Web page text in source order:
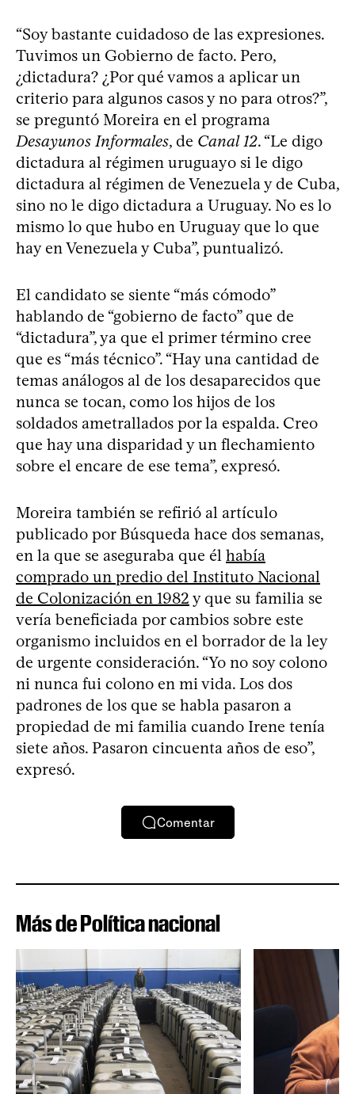
“Soy bastante cuidadoso de las expresiones.
Tuvimos un Gobierno de facto. Pero,
¿dictadura? ¿Por qué vamos a aplicar un
criterio para algunos casos y no para otros?”,
se preguntó Moreira en el programa
Desayunos Informales, de Canal 12. “Le digo
dictadura al régimen uruguayo si le digo
dictadura al régimen de Venezuela y de Cuba,
sino no le digo dictadura a Uruguay. No es lo
mismo lo que hubo en Uruguay que lo que
hay en Venezuela y Cuba”, puntualizó.
El candidato se siente “más cómodo”
hablando de “gobierno de facto” que de
“dictadura”, ya que el primer término cree
que es “más técnico”. “Hay una cantidad de
temas análogos al de los desaparecidos que
nunca se tocan, como los hijos de los
soldados ametrallados por la espalda. Creo
que hay una disparidad y un flechamiento
sobre el encare de ese tema”, expresó.
Moreira también se refirió al artículo
publicado por Búsqueda hace dos semanas,
en la que se aseguraba que él había
comprado un predio del Instituto Nacional
de Colonización en 1982 y que su familia se
vería beneficiada por cambios sobre este
organismo incluidos en el borrador de la ley
de urgente consideración. “Yo no soy colono
ni nunca fui colono en mi vida. Los dos
padrones de los que se habla pasaron a
propiedad de mi familia cuando Irene tenía
siete años. Pasaron cincuenta años de eso”,
expresó.
Comentar
Más de Política nacional